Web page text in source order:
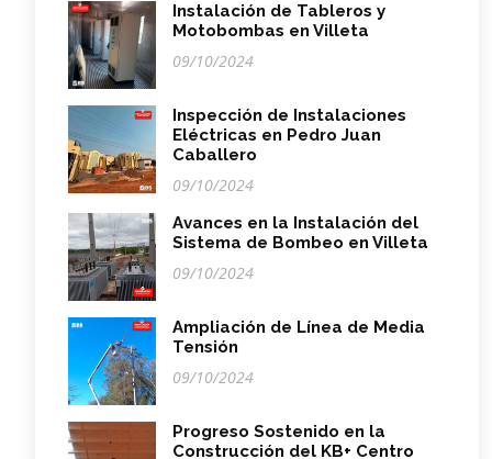
Instalación de Tableros y
Motobombas en Villeta
09/10/2024
Inspección de Instalaciones
Eléctricas en Pedro Juan
Caballero
09/10/2024
Avances en la Instalación del
Sistema de Bombeo en Villeta
09/10/2024
Ampliación de Línea de Media
Tensión
09/10/2024
Progreso Sostenido en la
Construcción del KB+ Centro